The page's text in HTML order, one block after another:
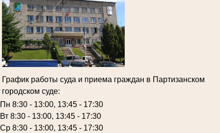
График работы суда и приема граждан в Партизанском
городском суде:
Пн 8:30 - 13:00, 13:45 - 17:30
Вт 8:30 - 13:00, 13:45 - 17:30
Ср 8:30 - 13:00, 13:45 - 17:30